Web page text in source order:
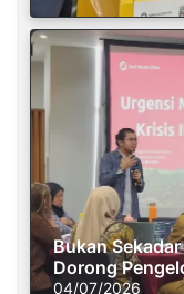
Bukan
Dorong
Solusi Krisis
04/07/2026